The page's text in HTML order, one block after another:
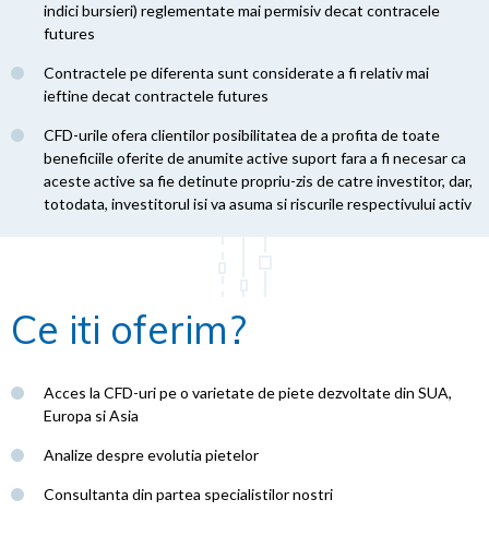
indici bursieri) reglementate mai permisiv decat contracele
futures
Contractele pe diferenta sunt considerate a fi relativ mai
ieftine decat contractele futures
CFD-urile ofera clientilor posibilitatea de a profita de toate
beneficiile oferite de anumite active suport fara a fi necesar ca
aceste active sa fie detinute propriu-zis de catre investitor, dar,
totodata, investitorul isi va asuma si riscurile respectivului activ
Ce iti oferim?
Acces la CFD-uri pe o varietate de piete dezvoltate din SUA,
Europa si Asia
Analize despre evolutia pietelor
Consultanta din partea specialistilor nostri